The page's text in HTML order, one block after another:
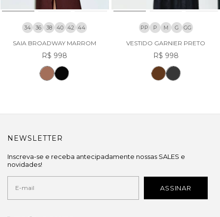
34 36 38 40 42 44
SAIA BROADWAY MARROM
R$ 998
PP P M G GG
VESTIDO GARNIER PRETO
R$ 998
NEWSLETTER
Inscreva-se e receba antecipadamente nossas SALES e
novidades!